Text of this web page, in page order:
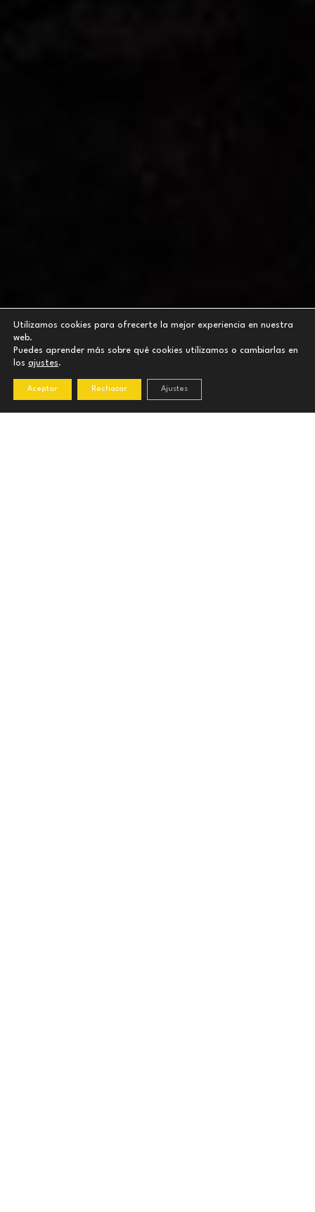
Utilizamos cookies para ofrecerte la mejor experiencia en nuestra
web.
Puedes aprender más sobre qué cookies utilizamos o cambiarlas en
los ajustes.
Aceptar Rechazar Ajustes